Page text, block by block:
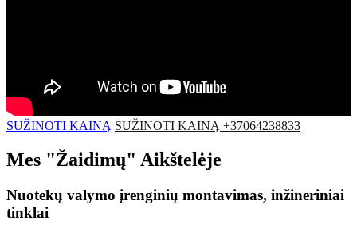
SUŽINOTI KAINĄ SUŽINOTI KAINĄ +37064238833
Mes "Žaidimų" Aikštelėje
Nuotekų valymo įrenginių montavimas, inžineriniai
tinklai